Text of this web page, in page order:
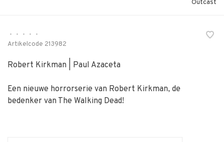
Outcast
• • • •
•
Artikelcode 213982
Robert Kirkman | Paul Azaceta
Een nieuwe horrorserie van Robert Kirkman, de
bedenker van The Walking Dead!